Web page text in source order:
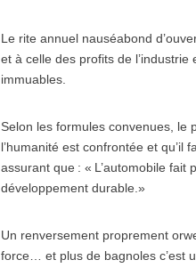
Le rite annuel nauséabond
et à celle des profits de
immuables.
Selon les formules convenues, le
l’humanité est confrontée et
assurant que : « L’automobile
développement durable.»
Un renversement proprement
force… et plus de bagnoles c’est